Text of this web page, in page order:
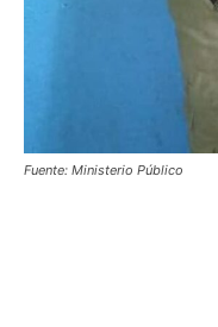
Fuente: Ministerio Público